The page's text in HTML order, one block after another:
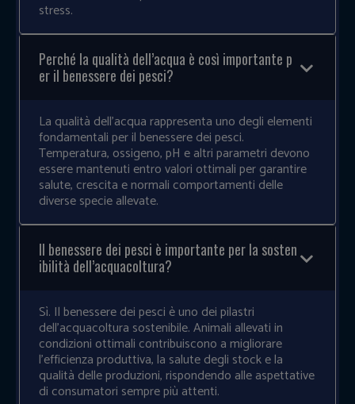
stress.
Perché la qualità dell’acqua è così importante p
er il benessere dei pesci?
La qualità dell’acqua rappresenta uno degli elementi
fondamentali per il benessere dei pesci.
Temperatura, ossigeno, pH e altri parametri devono
essere mantenuti entro valori ottimali per garantire
salute, crescita e normali comportamenti delle
diverse specie allevate.
Il benessere dei pesci è importante per la sosten
ibilità dell’acquacoltura?
Sì. Il benessere dei pesci è uno dei pilastri
dell’acquacoltura sostenibile. Animali allevati in
condizioni ottimali contribuiscono a migliorare
l’efficienza produttiva, la salute degli stock e la
qualità delle produzioni, rispondendo alle aspettative
di consumatori sempre più attenti.